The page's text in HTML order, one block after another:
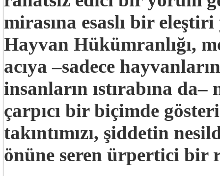
mirasına esaslı bir
Hayvan Hükümranlığı,
acıya –sadece
insanların ıstırabına da–
çarpıcı bir biçimde
takıntımızı, şiddetin
önüne seren ürpertici bir